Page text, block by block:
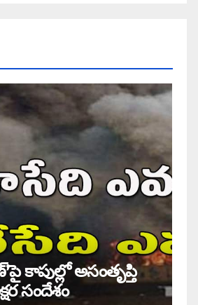
కాపుల్లో అసంతృప్తి
సందేశం